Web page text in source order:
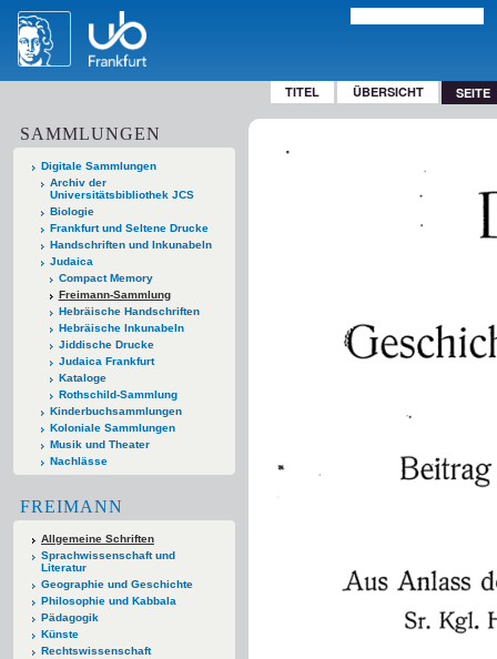
TITEL ÜBERSICHT SEITE
SAMMLUNGEN
Digitale Sammlungen
Archiv der
Universitätsbibliothek JCS
Biologie
Frankfurt und Seltene Drucke
Handschriften und Inkunabeln
Judaica
Compact Memory
Freimann-Sammlung
Hebräische Handschriften
Hebräische Inkunabeln
Jiddische Drucke
Judaica Frankfurt
Kataloge
Rothschild-Sammlung
Kinderbuchsammlungen
Koloniale Sammlungen
Musik und Theater
Nachlässe
FREIMANN
Allgemeine Schriften
Sprachwissenschaft und
Literatur
Geographie und Geschichte
Philosophie und Kabbala
Pädagogik
Künste
Rechtswissenschaft